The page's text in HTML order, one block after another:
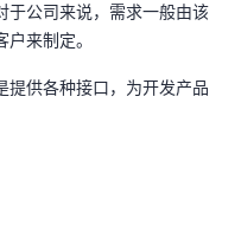
于公司来说，需求一般由该
来制定。
提供各种接口，为开发产品